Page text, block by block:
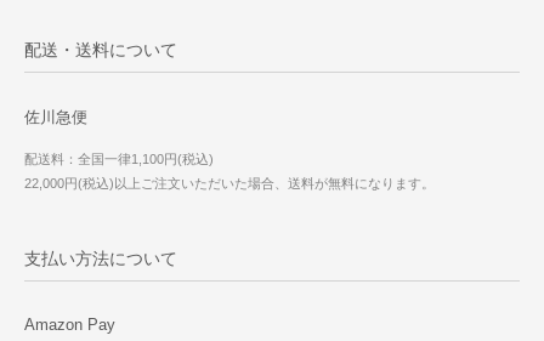
配送・送料について
佐川急便
配送料：全国一律1,100円(税込)
22,000円(税込)以上ご注文いただいた場合、送料が無料になります。
支払い方法について
Amazon Pay